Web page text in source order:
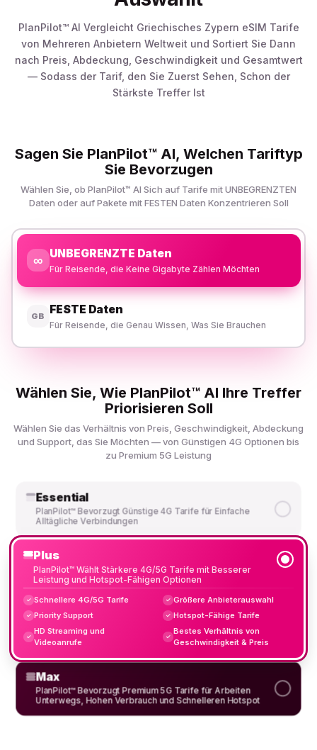
PlanPilot™ AI Vergleicht Griechisches Zypern eSIM Tarife
von Mehreren Anbietern Weltweit und Sortiert Sie Dann
nach Preis, Abdeckung, Geschwindigkeit und Gesamtwert
— Sodass der Tarif, den Sie Zuerst Sehen, Schon der
Stärkste Treffer Ist
Sagen Sie PlanPilot™ AI, Welchen Tariftyp
Sie Bevorzugen
Wählen Sie, ob PlanPilot™ AI Sich auf Tarife mit UNBEGRENZTEN
Daten oder auf Pakete mit FESTEN Daten Konzentrieren Soll
∞ UNBEGRENZTE Daten
Für Reisende, die Keine Gigabyte Zählen Möchten
GB FESTE Daten
Für Reisende, die Genau Wissen, Was Sie Brauchen
Wählen Sie, Wie PlanPilot™ AI Ihre Treffer
Priorisieren Soll
Wählen Sie das Verhältnis von Preis, Geschwindigkeit, Abdeckung
und Support, das Sie Möchten — von Günstigen 4G Optionen bis
zu Premium 5G Leistung
Essential
PlanPilot™ Bevorzugt Günstige 4G Tarife für Einfache
Alltägliche Verbindungen
Plus
PlanPilot™ Wählt Stärkere 4G/5G Tarife mit Besserer
Leistung und Hotspot-Fähigen Optionen
✓ Schnellere 4G/5G Tarife ✓ Größere Anbieterauswahl
✓ Priority Support ✓ Hotspot-Fähige Tarife
✓
HD Streaming und
Videoanrufe
✓
Bestes Verhältnis von
Geschwindigkeit & Preis
Max
PlanPilot™ Bevorzugt Premium 5G Tarife für Arbeiten
Unterwegs, Hohen Verbrauch und Schnelleren Hotspot